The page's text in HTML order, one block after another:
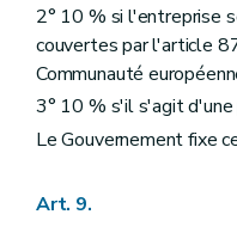
2° 10 % si l'entreprise
couvertes par l'article
Communauté
3° 10 % s'il s'agit
Le Gouvernement fixe
Art. 9.